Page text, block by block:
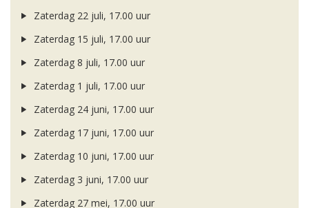
Zaterdag 22 juli, 17.00 uur
Zaterdag 15 juli, 17.00 uur
Zaterdag 8 juli, 17.00 uur
Zaterdag 1 juli, 17.00 uur
Zaterdag 24 juni, 17.00 uur
Zaterdag 17 juni, 17.00 uur
Zaterdag 10 juni, 17.00 uur
Zaterdag 3 juni, 17.00 uur
Zaterdag 27 mei, 17.00 uur